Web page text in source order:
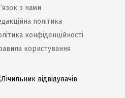
з нами
політика
конфіденційності
користування